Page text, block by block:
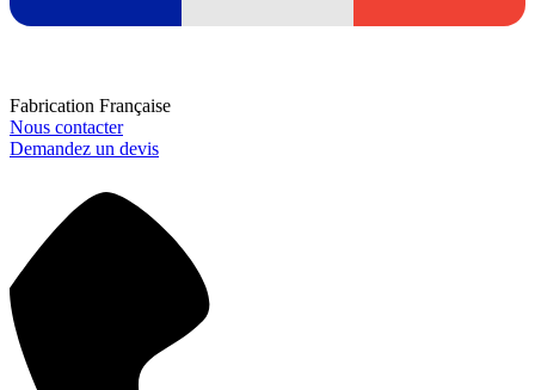
Fabrication Française
Nous contacter
Demandez un devis